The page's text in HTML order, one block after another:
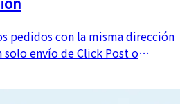
pedidos con la misma dirección
solo envío de Click Post o
y comunicación con